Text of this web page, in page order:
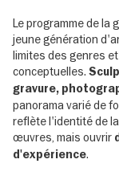
Le programme de la
jeune génération
limites des genres
conceptuelles.
gravure,
panorama varié de
reflète l'identité de
œuvres, mais ouvrir
d'expérience.